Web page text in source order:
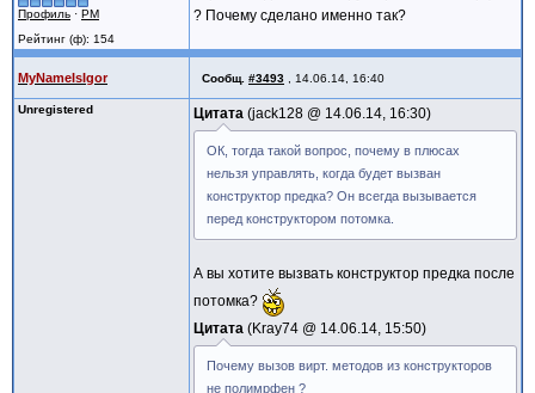
Профиль · PM
Рейтинг (ф): 154
? Почему сделано именно так?
MyNameIsIgor Сообщ. #3493 14.06.14, 16:40
Unregistered Цитата jack128 @ 14.06.14, 16:30
ОК, тогда такой вопрос, почему в плюсах
нельзя управлять, когда будет вызван
конструктор предка? Он всегда вызывается
перед конструктором потомка.
А вы хотите вызвать конструктор предка после
потомка?
Цитата
Kray74 @ 14.06.14, 15:50
Почему вызов вирт. методов из конструкторов
не полимрфен ?